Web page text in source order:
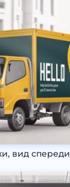
вид спереди